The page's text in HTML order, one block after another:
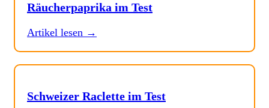
Räucherpaprika im Test
Artikel lesen →
Schweizer Raclette im Test